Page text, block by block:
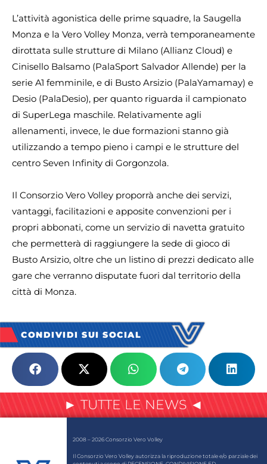
L’attività agonistica delle prime squadre, la Saugella
Monza e la Vero Volley Monza, verrà temporaneamente
dirottata sulle strutture di Milano (Allianz Cloud) e
Cinisello Balsamo (PalaSport Salvador Allende) per la
serie A1 femminile, e di Busto Arsizio (PalaYamamay) e
Desio (PalaDesio), per quanto riguarda il campionato
di SuperLega maschile. Relativamente agli
allenamenti, invece, le due formazioni stanno già
utilizzando a tempo pieno i campi e le strutture del
centro Seven Infinity di Gorgonzola.
Il Consorzio Vero Volley proporrà anche dei servizi,
vantaggi, facilitazioni e apposite convenzioni per i
propri abbonati, come un servizio di navetta gratuito
che permetterà di raggiungere la sede di gioco di
Busto Arsizio, oltre che un listino di prezzi dedicato alle
gare che verranno disputate fuori dal territorio della
città di Monza.
CONDIVIDI SUI SOCIAL
► TUTTE LE NEWS ◄
2008 – 2026 Consorzio Vero Volley
Il Consorzio Vero Volley autorizza la riproduzione totale e/o parziale dei